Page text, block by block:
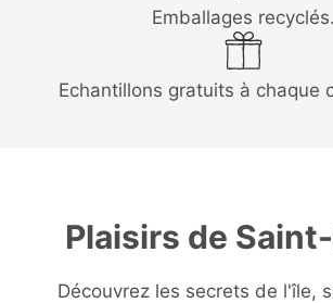
Emballages recyclés.
Echantillons gratuits à chaque
Plaisirs de
Découvrez les secrets de l'île,